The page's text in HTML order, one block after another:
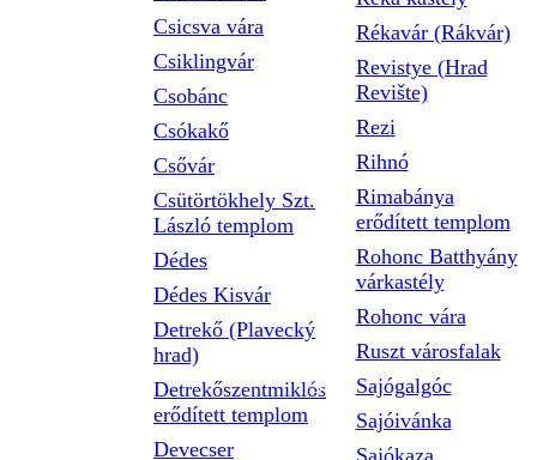
Csicsva vára
Csiklingvár
Csobánc
Csókakő
Csővár
Csütörtökhely Szt.
László templom
Dédes
Dédes Kisvár
Detrekő (Plavecký
hrad)
Detrekőszentmiklós
erődített templom
Devecser
Rékavár (Rákvár)
Revistye (Hrad
Revište)
Rezi
Rihnó
Rimabánya
erődített templom
Rohonc Batthyány
várkastély
Rohonc vára
Ruszt városfalak
Sajógalgóc
Sajóivánka